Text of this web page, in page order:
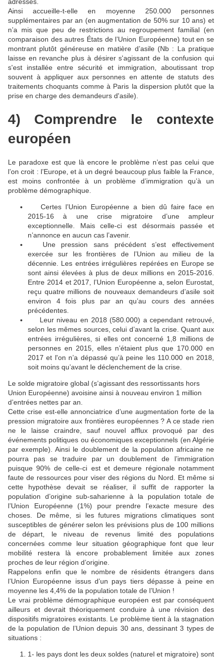
Ainsi accueille-t-elle en moyenne 250.000 personnes
supplémentaires par an (en augmentation de 50% sur 10 ans) et
n’a mis que peu de restrictions au regroupement familial (en
comparaison des autres États de l’Union Européenne) tout en se
montrant plutôt généreuse en matière d’asile (Nb : La pratique
laisse en revanche plus à désirer s'agissant de la confusion qui
s'est installée entre sécurité et immigration, aboutissant trop
souvent à appliquer aux personnes en attente de statuts des
traitements choquants comme à Paris la dispersion plutôt que la
prise en charge des demandeurs d'asile).
4) Comprendre le contexte
européen
Le paradoxe est que là encore le problème n’est pas celui que
l’on croit : l’Europe, et à un degré beaucoup plus faible la France,
est moins confrontée à un problème d’immigration qu’à un
problème démographique.
Certes l’Union Européenne a bien dû faire face en
2015-16 à une crise migratoire d’une ampleur
exceptionnelle. Mais celle-ci est désormais passée et
n’annonce en aucun cas l’avenir.
Une pression sans précédent s’est effectivement
exercée sur les frontières de l’Union au milieu de la
décennie. Les entrées irrégulières repérées en Europe se
sont ainsi élevées à plus de deux millions en 2015-2016.
Entre 2014 et 2017, l’Union Européenne a, selon Eurostat,
reçu quatre millions de nouveaux demandeurs d’asile soit
environ 4 fois plus par an qu’au cours des années
précédentes.
Leur niveau en 2018 (580.000) a cependant retrouvé,
selon les mêmes sources, celui d’avant la crise. Quant aux
entrées irrégulières, si elles ont concerné 1,8 millions de
personnes en 2015, elles n’étaient plus que 170.000 en
2017 et l'on n’a dépassé qu’à peine les 110.000 en 2018,
soit moins qu’avant le déclenchement de la crise.
Le solde migratoire global (s’agissant des ressortissants hors
Union Européenne) avoisine ainsi à nouveau environ 1 million
d’entrées nettes par an.
Cette crise est-elle annonciatrice d’une augmentation forte de la
pression migratoire aux frontières européennes ? A ce stade rien
ne le laisse craindre, sauf nouvel afflux provoqué par des
événements politiques ou économiques exceptionnels (en Algérie
par exemple). Ainsi le doublement de la population africaine ne
pourra pas se traduire par un doublement de l’immigration
puisque 90% de celle-ci est et demeure régionale notamment
faute de ressources pour viser des régions du Nord. Et même si
cette hypothèse devait se réaliser, il suffit de rapporter la
population d’origine sub-saharienne à la population totale de
l’Union Européenne (1%) pour prendre l’exacte mesure des
choses. De même, si les futures migrations climatiques sont
susceptibles de générer selon les prévisions plus de 100 millions
de départ, le niveau de revenus limité des populations
concernées comme leur situation géographique font que leur
mobilité restera là encore probablement limitée aux zones
proches de leur région d’origine.
Rappelons enfin que le nombre de résidents étrangers dans
l’Union Européenne issus d’un pays tiers dépasse à peine en
moyenne les 4,4% de la population totale de l’Union !
Le vrai problème démographique européen est par conséquent
ailleurs et devrait théoriquement conduire à une révision des
dispositifs migratoires existants. Le problème tient à la stagnation
de la population de l’Union depuis 30 ans, dessinant 3 types de
situations :
1- les pays dont les deux soldes (naturel et migratoire) sont